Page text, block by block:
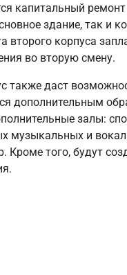
капитальный
здание, так и
второго корпуса
во вторую смену.
также даст
дополнительным
залы:
музыкальных и
Кроме того, будут